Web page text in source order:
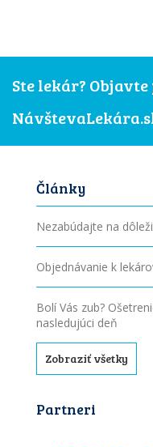
Ste lekár?
Články
Nezabúdajte na
Objednávanie k
Bolí Vás zub?
nasledujúci deň
Zobraziť všetky
Partneri